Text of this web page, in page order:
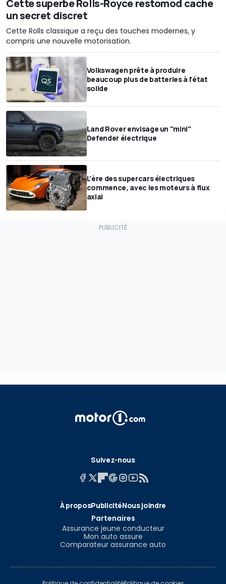
Cette superbe Rolls-Royce restomod cache
un secret discret
Cette Rolls classique a reçu des touches modernes, y
compris une nouvelle motorisation.
Volkswagen prête à produire
beaucoup plus de batteries à l'état
solide
Land Rover envisage un "mini"
Defender électrique
L'ère des supercars électriques
commence, avec les moteurs à flux
axial
Suivez-nous
À proposPublicitéNous joindre
Partenaires
Assurance jeune conducteur
Mon auto assure
Comparateur assurance auto